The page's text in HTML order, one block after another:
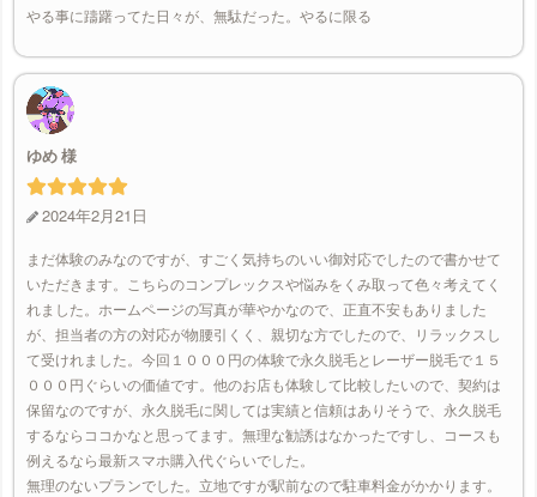
やる事に躊躇ってた日々が、無駄だった。やるに限る
ゆめ
2024年2月21日
まだ体験のみなのですが、すごく気持ちのいい御対応でしたので書かせて
いただきます。こちらのコンプレックスや悩みをくみ取って色々考えてく
れました。ホームページの写真が華やかなので、正直不安もありました
が、担当者の方の対応が物腰引くく、親切な方でしたので、リラックスし
て受けれました。今回１０００円の体験で永久脱毛とレーザー脱毛で１５
０００円ぐらいの価値です。他のお店も体験して比較したいので、契約は
保留なのですが、永久脱毛に関しては実績と信頼はありそうで、永久脱毛
するならココかなと思ってます。無理な勧誘はなかったですし、コースも
例えるなら最新スマホ購入代ぐらいでした。
無理のないプランでした。立地ですが駅前なので駐車料金がかかります。